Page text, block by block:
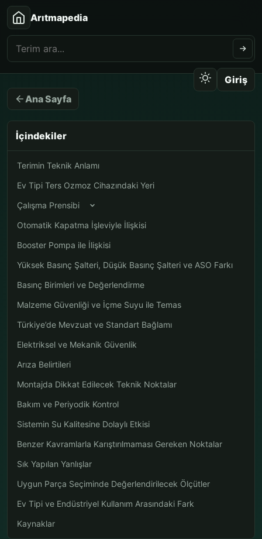
Arıtmapedia
Giriş
Ana Sayfa
İçindekiler
Terimin Teknik Anlamı
Ev Tipi Ters Ozmoz Cihazındaki Yeri
Çalışma Prensibi
Otomatik Kapatma İşleviyle İlişkisi
Booster Pompa ile İlişkisi
Yüksek Basınç Şalteri, Düşük Basınç Şalteri ve ASO Farkı
Basınç Birimleri ve Değerlendirme
Malzeme Güvenliği ve İçme Suyu ile Temas
Türkiye’de Mevzuat ve Standart Bağlamı
Elektriksel ve Mekanik Güvenlik
Arıza Belirtileri
Montajda Dikkat Edilecek Teknik Noktalar
Bakım ve Periyodik Kontrol
Sistemin Su Kalitesine Dolaylı Etkisi
Benzer Kavramlarla Karıştırılmaması Gereken Noktalar
Sık Yapılan Yanlışlar
Uygun Parça Seçiminde Değerlendirilecek Ölçütler
Ev Tipi ve Endüstriyel Kullanım Arasındaki Fark
Kaynaklar